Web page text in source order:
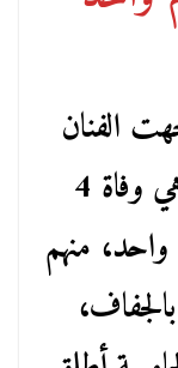
الفنان
“إبراهيم سعفان” في حياته، وهي وفاة 4
منهم